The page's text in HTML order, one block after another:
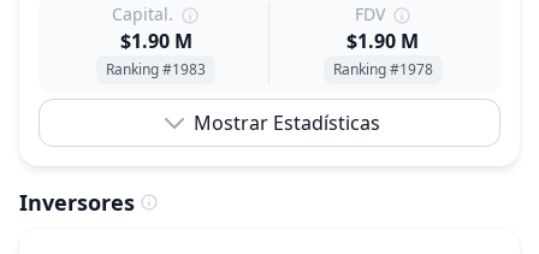
Capital.
$1.90 M
Ranking #1983
FDV
$1.90 M
Ranking #1978
Mostrar Estadísticas
Inversores